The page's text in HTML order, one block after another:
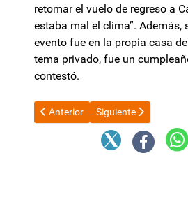
retomar el vuelo de regreso a
estaba mal el clima”. Además,
evento fue en la propia casa
tema privado, fue un
contestó.
Artículo anterior: Jalil encabeza
Anterior Artículo siguiente:
Siguiente